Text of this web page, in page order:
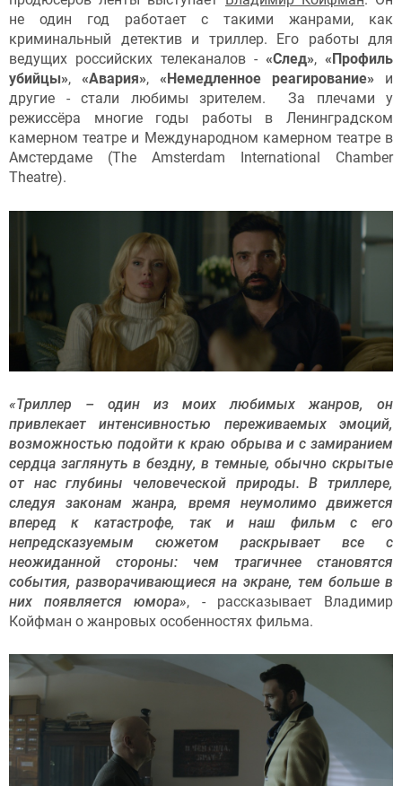
не один год работает с такими жанрами, как
криминальный детектив и триллер. Его работы для
ведущих российских телеканалов - «След», «Профиль
убийцы», «Авария», «Немедленное реагирование» и
другие - стали любимы зрителем. За плечами у
режиссёра многие годы работы в Ленинградском
камерном театре и Международном камерном театре в
Амстердаме (The Amsterdam International Chamber
Theatre).
«Триллер – один из моих любимых жанров, он
привлекает интенсивностью переживаемых эмоций,
возможностью подойти к краю обрыва и с замиранием
сердца заглянуть в бездну, в темные, обычно скрытые
от нас глубины человеческой природы. В триллере,
следуя законам жанра, время неумолимо движется
вперед к катастрофе, так и наш фильм с его
непредсказуемым сюжетом раскрывает все с
неожиданной стороны: чем трагичнее становятся
события, разворачивающиеся на экране, тем больше в
них появляется юмора», - рассказывает Владимир
Койфман о жанровых особенностях фильма.